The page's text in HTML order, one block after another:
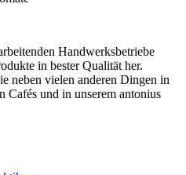
Handwerksbetriebe
in bester Qualität her.
neben vielen anderen Dingen in
Cafés und in unserem antonius